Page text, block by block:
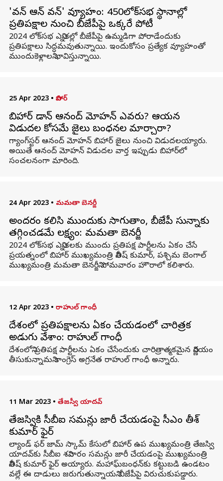
'వన్ ఆన్ వన్' వ్యూహం: 450లోక్‌సభ స్థానాల్లో
ప్రతిపక్షాల నుంచి బీజేపీపై ఒక్కరే పోటీ
2024 లోక్‌సభ ఎన్నికల్లో బీజేపీపై ఉమ్మడిగా పోరాడేందుకు
ప్రతిపక్షాలు సిద్ధమవుతున్నాయి. ఇందుకోసం ప్రత్యేక వ్యూహంతో
ముందుకెళ్లాలని భావిస్తున్నాయి.
25 Apr 2023 • బిహార్
బిహార్ డాన్ ఆనంద్ మోహన్ ఎవరు? ఆయన
విడుదల కోసమే జైలు నిబంధనల మార్చారా?
గ్యాంగ్‌స్టర్‌ ఆనంద్ మోహన్ బిహార్ జైలు నుంచి విడుదలయ్యారు.
అయితే ఆనంద్ మోహన్ విడుదల వార్త ఇప్పుడు బిహార్‌లో
సంచలనంగా మారింది.
24 Apr 2023 • మమతా బెనర్జీ
అందరం కలిసి ముందుకు సాగుతాం, బీజేపీని సున్నాకు
తగ్గించడమే లక్ష్యం: మమతా బెనర్జీ
2024 లోక్‌సభ ఎన్నికలకు ముందు ప్రతిపక్ష పార్టీలను ఏకం చేసే
ప్రయత్నంలో బిహార్ ముఖ్యమంత్రి నితీష్ కుమార్, పశ్చిమ బెంగాల్
ముఖ్యమంత్రి మమతా బెనర్జీని సోమవారం హౌరాలో కలిశారు.
12 Apr 2023 • రాహుల్ గాంధీ
దేశంలోని ప్రతిపక్షాలను ఏకం చేయడంలో చారిత్రక
అడుగు వేశాం: రాహుల్ గాంధీ
దేశంలోని ప్రతిపక్ష పార్టీలను ఏకం చేసేందుకు చారిత్రాత్మకమైన నిర్ణయం
తీసుకున్నామని కాంగ్రెస్ అగ్రనేత రాహుల్ గాంధీ అన్నారు.
11 Mar 2023 • తేజస్వీ యాదవ్
తేజస్వికి సీబీఐ సమన్లు జారీ చేయడంపై సీఎం నితీశ్
కుమార్ ఫైర్
ల్యాండ్ ఫర్ జామ్ స్కామ్ కేసులో బిహార్ ఉప ముఖ్యమంత్రి తేజస్వి
యాదవ్‌కు సీబీఐ శనివారం సమన్లు ​​జారీ చేయడంపై ముఖ్యమంత్రి
నితీష్ కుమార్ ఫైర్ అయ్యారు. మహాఘ్‌బంధన్‌కు కట్టుబడి ఉండటం
వల్లే ఈ దాడులు జరుగుతున్నాయని బీజేపీపై విరుచుకుపడ్డారు.